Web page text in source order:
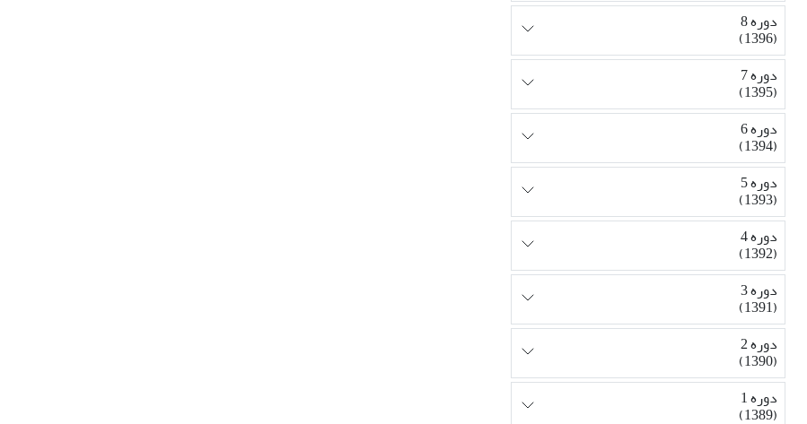
دوره 8
(1396)
دوره 7
(1395)
دوره 6
(1394)
دوره 5
(1393)
دوره 4
(1392)
دوره 3
(1391)
دوره 2
(1390)
دوره 1
(1389)